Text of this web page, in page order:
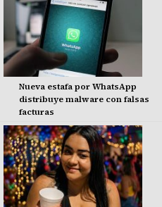
Nueva estafa por WhatsApp
distribuye malware con falsas
facturas